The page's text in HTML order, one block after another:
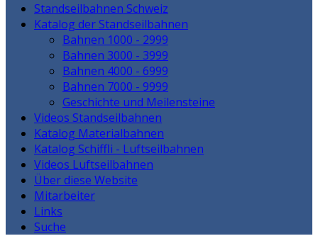
Standseilbahnen Schweiz
Katalog der Standseilbahnen
Bahnen 1000 - 2999
Bahnen 3000 - 3999
Bahnen 4000 - 6999
Bahnen 7000 - 9999
Geschichte und Meilensteine
Videos Standseilbahnen
Katalog Materialbahnen
Katalog Schiffli - Luftseilbahnen
Videos Luftseilbahnen
Über diese Website
Mitarbeiter
Links
Suche